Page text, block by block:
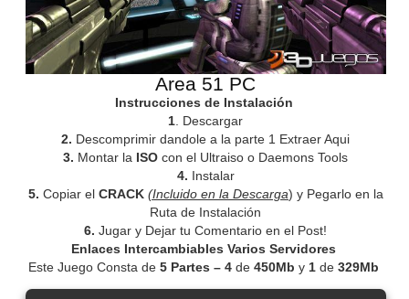
Area 51 PC
Instrucciones de Instalación
1 . Descargar
2. Descomprimir dandole a la parte 1 Extraer Aqui
3. Montar la ISO con el Ultraiso o Daemons Tools
4. Instalar
5. Copiar elCRACK (Incluido en la Descarga) y Pegarlo en la
Ruta de Instalación
6. Jugar y Dejar tu Comentario en el Post!
Enlaces Intercambiables Varios Servidores
Este Juego Consta de 5 Partes – 4 de450Mb y 1 de 329Mb